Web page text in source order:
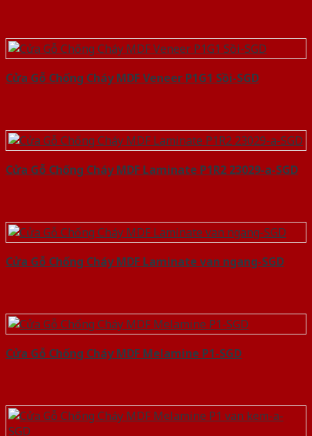
Cửa Gỗ Chống Cháy MDF Veneer P1G1 Sồi-SGD
Cửa Gỗ Chống Cháy MDF Laminate P1R2 23029-a-SGD
Cửa Gỗ Chống Cháy MDF Laminate van ngang-SGD
Cửa Gỗ Chống Cháy MDF Melamine P1-SGD